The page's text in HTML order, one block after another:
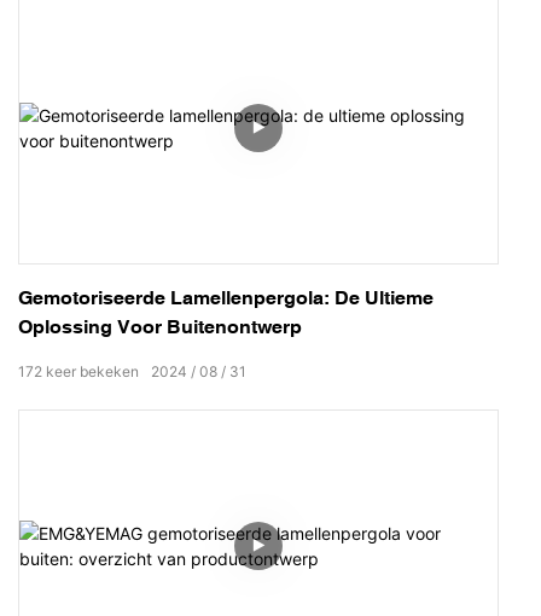
Gemotoriseerde Lamellenpergola: De Ultieme
Oplossing Voor Buitenontwerp
2024 08 31
172 keer bekeken